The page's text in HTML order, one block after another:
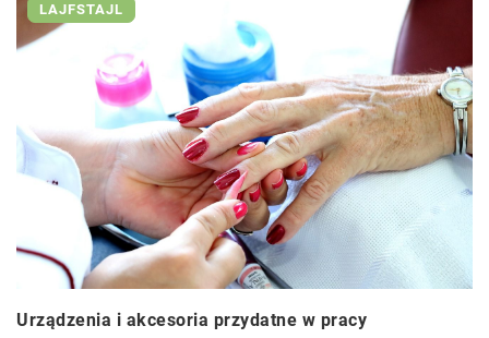
LAJFSTAJL
Urządzenia i akcesoria przydatne w pracy